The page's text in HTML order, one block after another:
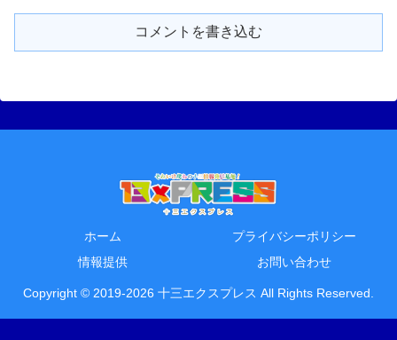
コメントを書き込む
ホーム
プライバシーポリシー
情報提供
お問い合わせ
Copyright © 2019-2026 十三エクスプレス All Rights Reserved.